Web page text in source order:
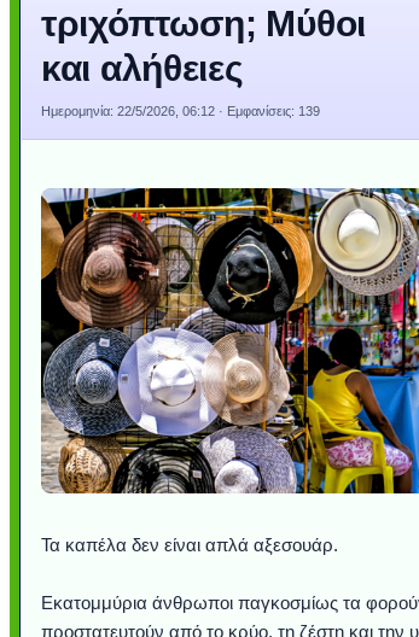
τριχόπτωση; Μύθοι
και αλήθειες
Ημερομηνία: 22/5/2026, 06:12 · Εμφανίσεις: 139
Τα καπέλα δεν είναι απλά αξεσουάρ.
Εκατομμύρια άνθρωποι παγκοσμίως τα
προστατευτούν από το κρύο, τη ζέστη και την